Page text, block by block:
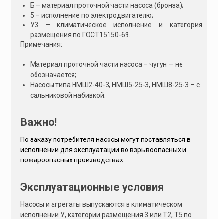
Б – материал проточной части насоса (бронза);
5 – исполнение по электродвигателю;
У3 – климатическое исполнение и категория
размещения по ГОСТ15150-69.
Примечания:
Материал проточной части насоса – чугун — не
обозначается;
Насосы типа НМШ2-40-3, НМШ5-25-3, НМШ8-25-3 – с
сальниковой набивкой.
Важно!
По заказу потребителя насосы могут поставляться в
исполнении для эксплуатации во взрывоопасных и
пожароопасных производствах.
Эксплуатационные условия
Насосы и агрегаты выпускаются в климатическом
исполнении У, категории размещения 3 или Т2, Т5 по